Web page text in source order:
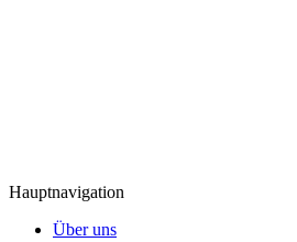
Hauptnavigation
Über uns